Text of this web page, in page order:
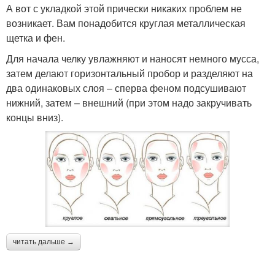
А вот с укладкой этой прически никаких проблем не
возникает. Вам понадобится круглая металлическая
щетка и фен.
Для начала челку увлажняют и наносят немного мусса,
затем делают горизонтальный пробор и разделяют на
два одинаковых слоя – сперва феном подсушивают
нижний, затем – внешний (при этом надо закручивать
концы вниз).
читать дальше →